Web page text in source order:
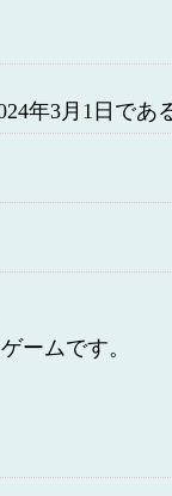
年3月1日であ
ームです。